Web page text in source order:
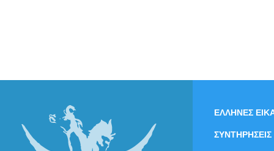
ΕΛΛΗΝΕΣ
ΣΥΝΤΗΡΗΣΕΙΣ